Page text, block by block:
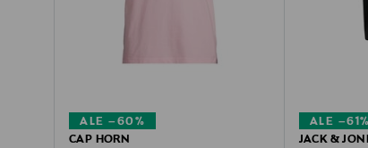
ALE –60%
CAP HORN
ALE –61%
JACK &